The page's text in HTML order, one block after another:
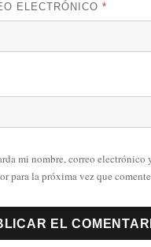
ELECTRÓNICO*
mi nombre, correo electrónico
para la próxima vez que